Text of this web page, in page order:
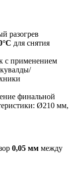
разогрев
для снятия
с применением
финальной
Ø210 мм,
0,05 мм между